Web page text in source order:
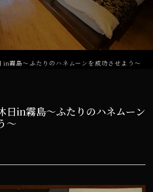
in霧島～ふたりのハネムーンを成功させよう～
日in霧島～ふたりのハネムーン
～